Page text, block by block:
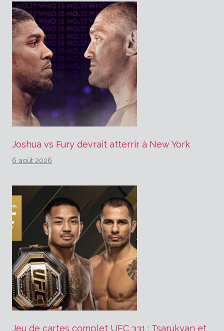
Joshua vs Fury devrait atterrir à New York
6 août 2026
Jeu de cartes complet UFC 331 : Tsarukyan et